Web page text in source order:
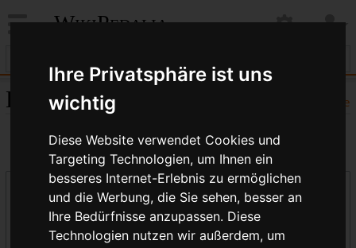
Ihre Privatsphäre ist uns
wichtig
Diese Website verwendet Cookies und
Targeting Technologien, um Ihnen ein
besseres Internet-Erlebnis zu ermöglichen
und die Werbung, die Sie sehen, besser an
Ihre Bedürfnisse anzupassen. Diese
Technologien nutzen wir außerdem, um
WikiPedalia
Hilfe
Benutzerrechte
Einen Benutzer auswählen
Benutzername: